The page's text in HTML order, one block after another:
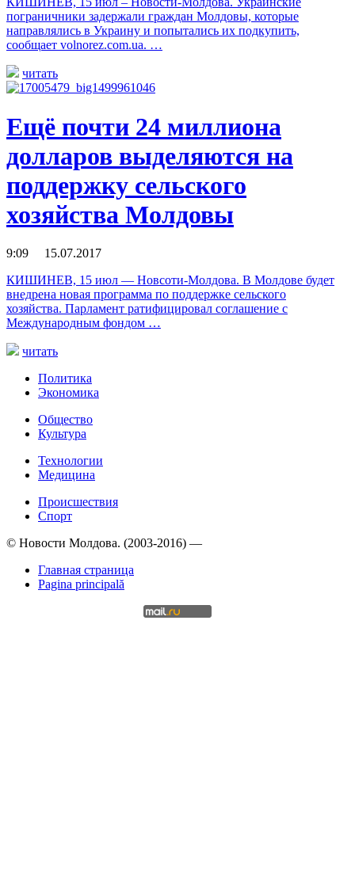
пограничники задержали граждан Молдовы, которые
направлялись в Украину и попытались их подкупить,
сообщает volnorez.com.ua. …
читать
Ещё почти 24 миллиона
долларов выделяются на
поддержку сельского
хозяйства Молдовы
9:09 15.07.2017
КИШИНЕВ, 15 июл — Новсоти-Молдова. В Молдове будет
внедрена новая программа по поддержке сельского
хозяйства. Парламент ратифицировал соглашение с
Международным фондом …
читать
Политика
Экономика
Общество
Культура
Технологии
Медицина
Происшествия
Спорт
© Новости Молдова. (2003-2016) —
Главная страница
Pagina principală